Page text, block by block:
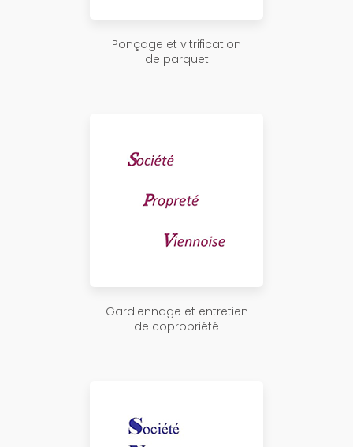
Ponçage et vitrification
de parquet
Gardiennage et entretien
de copropriété